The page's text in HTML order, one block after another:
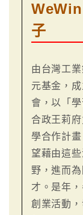
子
由台灣工
元基金，
會，以「
合政王莉
學合作計
望藉由這
野，進而
才。是年
創業活動